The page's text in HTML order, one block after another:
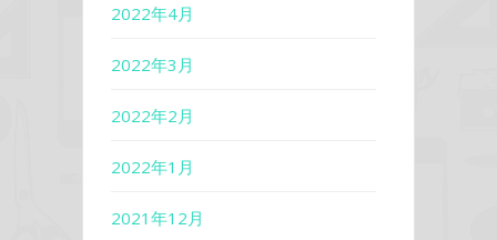
2022年4月
2022年3月
2022年2月
2022年1月
2021年12月